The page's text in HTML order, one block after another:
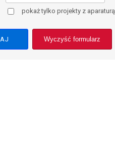
pokaż tylko projekty z aparaturą
Wyczyść formularz